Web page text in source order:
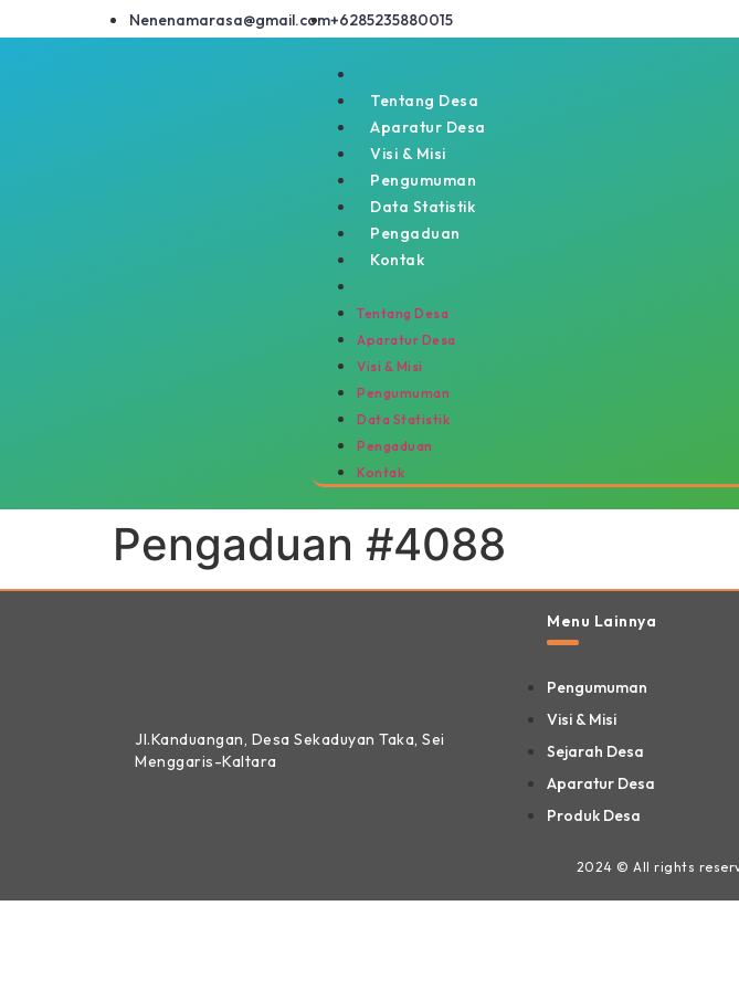
Nenenamarasa@gmail.com+6285235880015
Tentang Desa
Aparatur Desa
Visi & Misi
Pengumuman
Data Statistik
Pengaduan
Kontak
Tentang Desa
Aparatur Desa
Visi & Misi
Pengumuman
Data Statistik
Pengaduan
Kontak
Pengaduan #4088
Jl.Kanduangan, Desa Sekaduyan Taka, Sei
Menggaris-Kaltara
Menu Lainnya
Pengumuman
Visi & Misi
Sejarah Desa
Aparatur Desa
Produk Desa
2024 © All rights